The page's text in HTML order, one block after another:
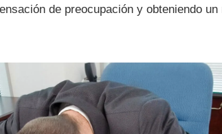
de preocupación y obteniendo